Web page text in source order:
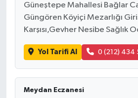
Güneştepe Mahallesi Bağlar
Güngören Köyiçi Mezarlığı Giriş
Karşısı,Gevher Nesibe Sağlık
Yol Tarifi Al 0 (212) 434
Meydan Eczanesi